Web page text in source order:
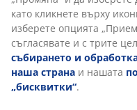
(26)
Доставка
като кликнете върху
изберете опцията
съгласявате и с трите
събирането и
наша страна и нашата
„бисквитки“.